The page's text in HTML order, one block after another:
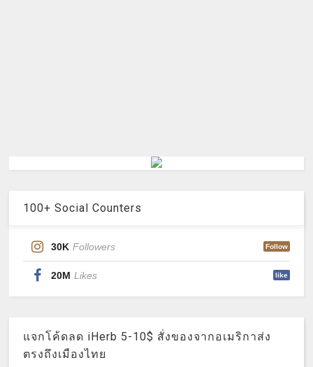
100+ Social Counters
30K Followers Follow
20M Likes like
แจกโค้ดลด iHerb 5-10$ สั่งของจากอเมริกาส่ง
ตรงถึงเมืองไทย